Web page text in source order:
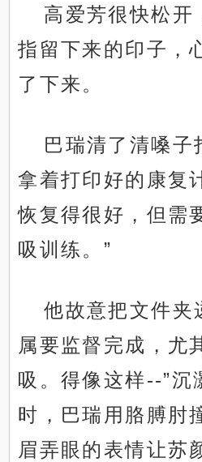
高爱芳很快松开
指留下来的印子，
了下来。
巴瑞清了清嗓子
拿着打印好的康复
恢复得很好，但需
吸训练。”
他故意把文件夹
属要监督完成，尤
吸。得像这样--”沉
时，巴瑞用胳膊肘
眉弄眼的表情让苏